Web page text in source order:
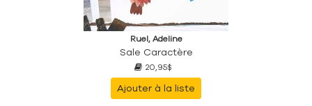
Ruel, Adeline
Sale Caractère
20,95$
Ajouter à la liste